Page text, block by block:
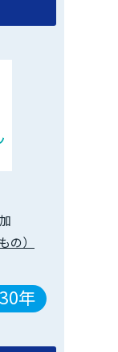
の）
年